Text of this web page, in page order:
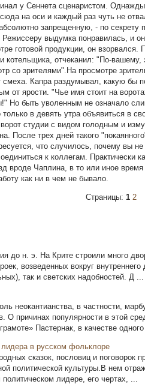
у Сеннета сценаристом.
на оси и каждый раз чуть не
запрещенную, - по секрету
выдумка понравилась, и он
готовой продукции, он
котельщика, отчеканил: "По-
со зрителями".На просмотре
смеха. Капра раздумывал, какую бы
от ярости. "Чье имя стоит на
Но быть уволенным не означало
в девять утра объявиться в
студии с видом голодным и
После трех дней такого
что случилось, почему вы
к коллегам. Практически
вроде Чаплина, в то или иное
как ни в чем не бывало.
Страницы: 1 2
до н. э. На Крите строили много
возведенных вокруг
так и светских надобностей. Д ...
неокантианства, в частности,
О причинах популярности в этой
Пастернак, в качестве
лидера в русском фольклоре
сказок, пословиц и поговорок
политической культуры.В нем
лидере, его чертах, ...